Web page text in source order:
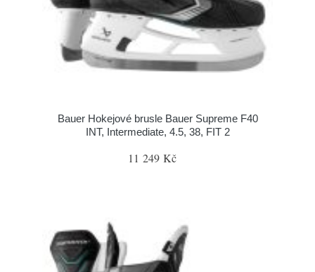
Bauer Hokejové brusle Bauer Supreme F40
INT, Intermediate, 4.5, 38, FIT 2
11 249 Kč